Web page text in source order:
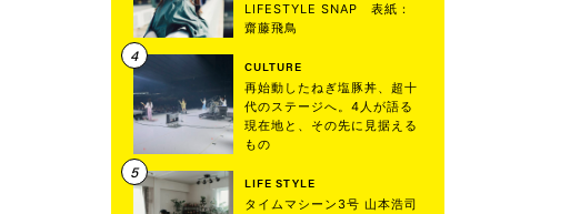
LIFESTYLE SNAP 表紙：
齋藤飛鳥
CULTURE
再始動したねぎ塩豚丼、超十
代のステージへ。4人が語る
現在地と、その先に見据える
もの
LIFE STYLE
タイムマシーン3号 山本浩司